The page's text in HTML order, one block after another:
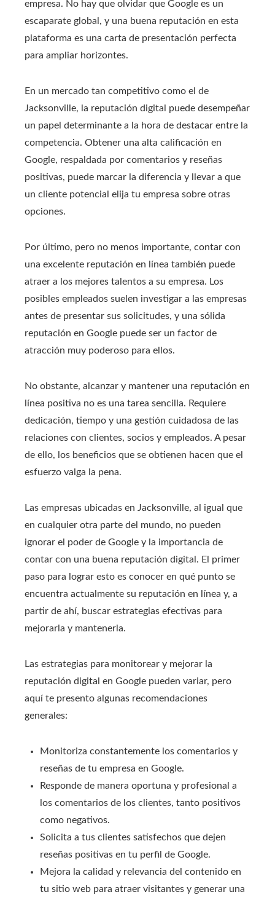
empresa. No hay que olvidar que Google es un
escaparate global, y una buena reputación en esta
plataforma es una carta de presentación perfecta
para ampliar horizontes.
En un mercado tan competitivo como el de
Jacksonville, la reputación digital puede desempeñar
un papel determinante a la hora de destacar entre la
competencia. Obtener una alta calificación en
Google, respaldada por comentarios y reseñas
positivas, puede marcar la diferencia y llevar a que
un cliente potencial elija tu empresa sobre otras
opciones.
Por último, pero no menos importante, contar con
una excelente reputación en línea también puede
atraer a los mejores talentos a su empresa. Los
posibles empleados suelen investigar a las empresas
antes de presentar sus solicitudes, y una sólida
reputación en Google puede ser un factor de
atracción muy poderoso para ellos.
No obstante, alcanzar y mantener una reputación en
línea positiva no es una tarea sencilla. Requiere
dedicación, tiempo y una gestión cuidadosa de las
relaciones con clientes, socios y empleados. A pesar
de ello, los beneficios que se obtienen hacen que el
esfuerzo valga la pena.
Las empresas ubicadas en Jacksonville, al igual que
en cualquier otra parte del mundo, no pueden
ignorar el poder de Google y la importancia de
contar con una buena reputación digital. El primer
paso para lograr esto es conocer en qué punto se
encuentra actualmente su reputación en línea y, a
partir de ahí, buscar estrategias efectivas para
mejorarla y mantenerla.
Las estrategias para monitorear y mejorar la
reputación digital en Google pueden variar, pero
aquí te presento algunas recomendaciones
generales:
Monitoriza constantemente los comentarios y
reseñas de tu empresa en Google.
Responde de manera oportuna y profesional a
los comentarios de los clientes, tanto positivos
como negativos.
Solicita a tus clientes satisfechos que dejen
reseñas positivas en tu perfil de Google.
Mejora la calidad y relevancia del contenido en
tu sitio web para atraer visitantes y generar una